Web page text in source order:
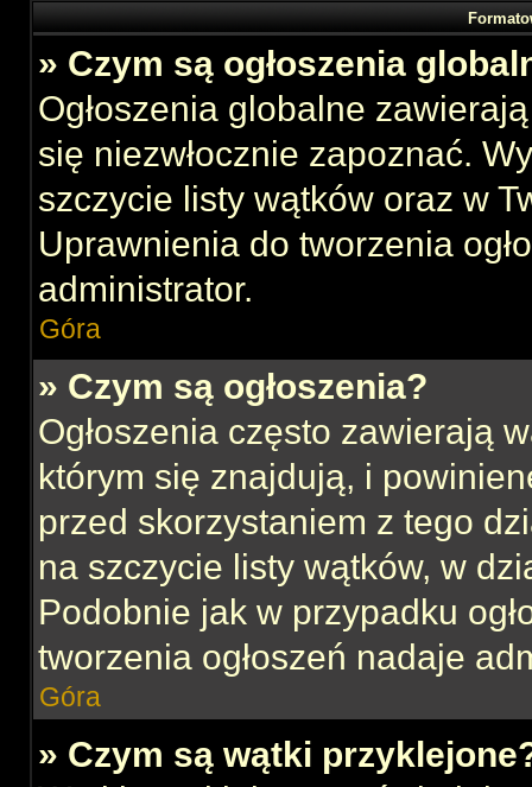
» Czym są ogłoszenia
Ogłoszenia globalne
się niezwłocznie zapoznać.
szczycie listy wątków oraz w
Uprawnienia do tworzenia
administrator.
Góra
» Czym są ogłoszenia?
Ogłoszenia często zawierają
którym się znajdują, i
przed skorzystaniem z tego
na szczycie listy wątków, w
Podobnie jak w przypadku
tworzenia ogłoszeń nadaje
Góra
» Czym są wątki